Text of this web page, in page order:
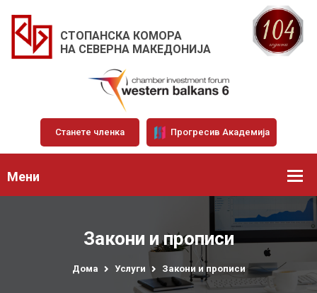
СТОПАНСКА КОМОРА
НА СЕВЕРНА МАКЕДОНИЈА
Станете членка Прогресив Академија
Мени
Закони и прописи
Дома Услуги Закони и прописи